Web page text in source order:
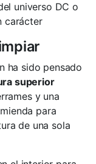
universo DC o
carácter
ha sido pensado
superior
y una
para
de una sola